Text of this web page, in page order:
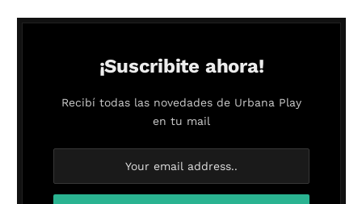
¡Suscribite ahora!
Recibí todas las novedades de Urbana Play
en tu mail